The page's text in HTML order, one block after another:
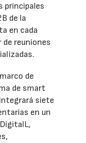
principales
de la
en cada
de reuniones
de
de smart
siete
en un